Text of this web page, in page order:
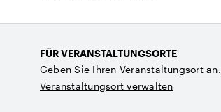
FÜR VERANSTALTUNGSORTE
Geben Sie Ihren Veranstaltungsort an.
Veranstaltungsort verwalten